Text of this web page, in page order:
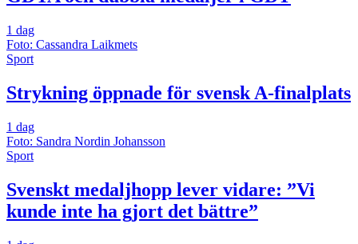
1 dag
Foto: Cassandra Laikmets
Sport
Strykning öppnade för svensk A-finalplats
1 dag
Foto: Sandra Nordin Johansson
Sport
Svenskt medaljhopp lever vidare: ”Vi
kunde inte ha gjort det bättre”